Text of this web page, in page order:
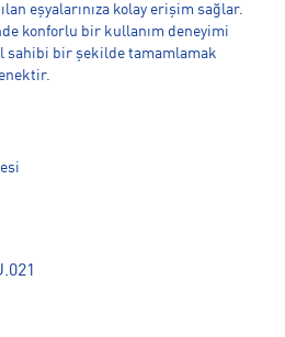
eşyalarınıza kolay erişim sağlar.
konforlu bir kullanım deneyimi
sahibi bir şekilde tamamlamak